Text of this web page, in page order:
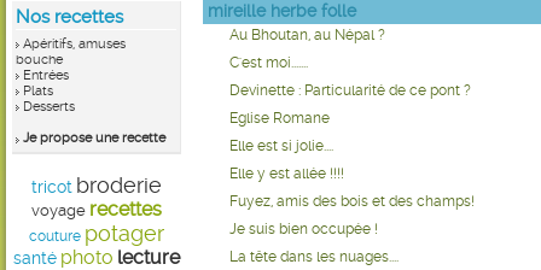
Nos recettes
Apéritifs, amuses
bouche
Entrées
Plats
Desserts
Je propose une recette
tricot broderie
voyage recettes
couture potager
santé photo lecture
mireille herbe folle
Au Bhoutan, au Népal ?
C'est moi.......
Devinette : Particularité de ce pont ?
Eglise Romane
Elle est si jolie....
Elle y est allée !!!!
Fuyez, amis des bois et des champs!
Je suis bien occupée !
La tête dans les nuages....